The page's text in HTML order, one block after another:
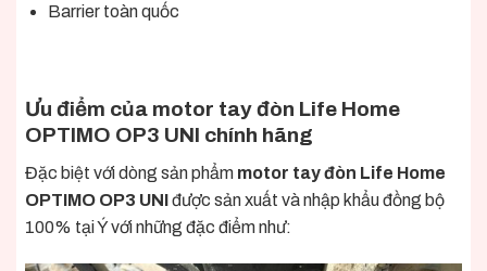
Barrier toàn quốc
Ưu điểm của motor tay đòn Life Home
OPTIMO OP3 UNI chính hãng
Đặc biệt với dòng sản phẩm motor tay đòn Life Home
OPTIMO OP3 UNIđược sản xuất và nhập khẩu đồng bộ
100% tại Ý với những đặc điểm như: